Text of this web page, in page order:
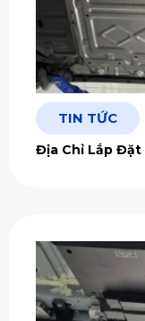
TIN TỨC
Địa Chỉ Lắp Đặt